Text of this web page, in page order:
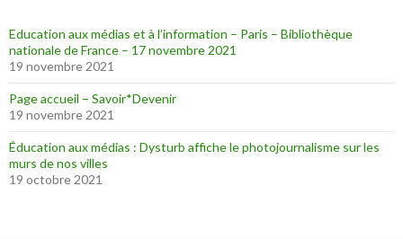
Education aux médias et à l’information – Paris – Bibliothèque
nationale de France – 17 novembre 2021
19 novembre 2021
Page accueil – Savoir*Devenir
19 novembre 2021
Éducation aux médias : Dysturb affiche le photojournalisme sur les
murs de nos villes
19 octobre 2021